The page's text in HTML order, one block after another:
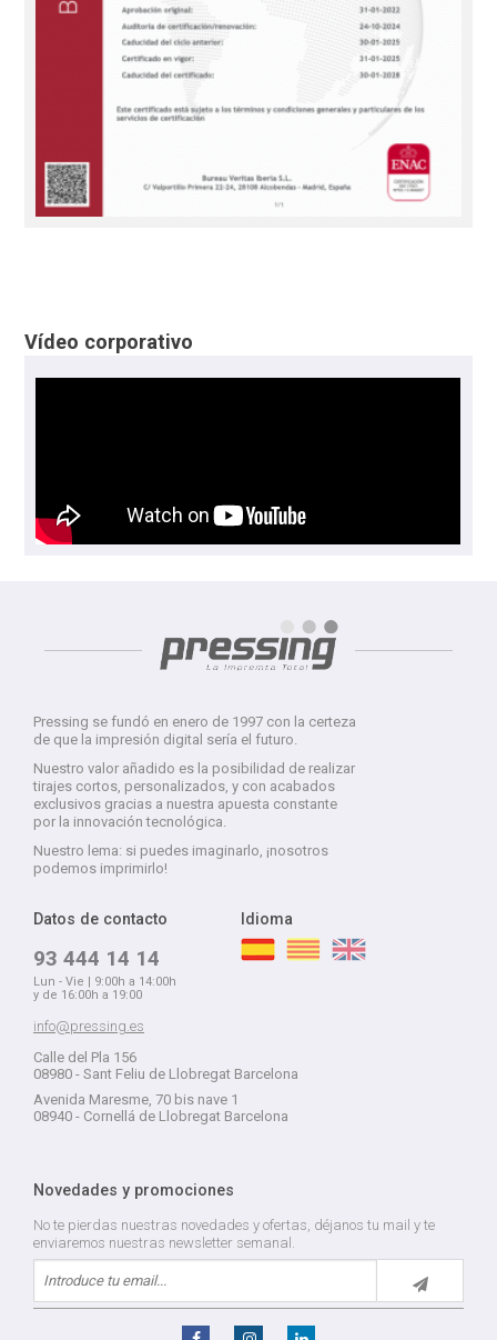
Vídeo corporativo
Pressing se fundó en enero de 1997 con la certeza
de que la impresión digital sería el futuro.
Nuestro valor añadido es la posibilidad de realizar
tirajes cortos, personalizados, y con acabados
exclusivos gracias a nuestra apuesta constante
por la innovación tecnológica.
Nuestro lema: si puedes imaginarlo, ¡nosotros
podemos imprimirlo!
Datos de contacto
93 444 14 14
Lun - Vie | 9:00h a 14:00h
y de 16:00h a 19:00
info@pressing.es
Calle del Pla 156
08980 - Sant Feliu de Llobregat Barcelona
Avenida Maresme, 70 bis nave 1
08940 - Cornellá de Llobregat Barcelona
Idioma
Novedades y promociones
No te pierdas nuestras novedades y ofertas, déjanos tu mail y te
enviaremos nuestras newsletter semanal.